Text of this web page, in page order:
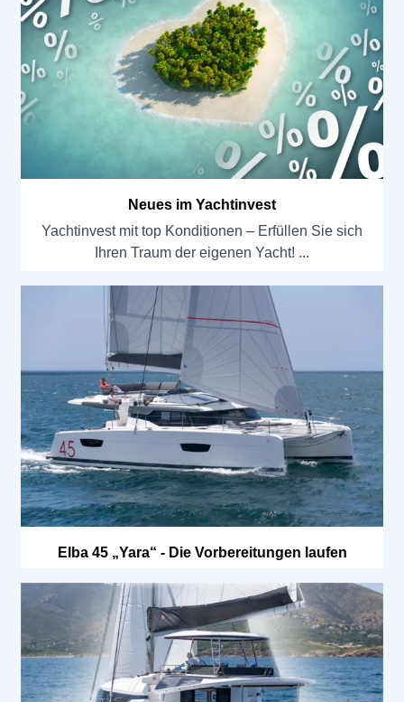
Neues im Yachtinvest
Yachtinvest mit top Konditionen – Erfüllen Sie sich
Ihren Traum der eigenen Yacht!
Elba 45 „Yara“ - Die Vorbereitungen laufen